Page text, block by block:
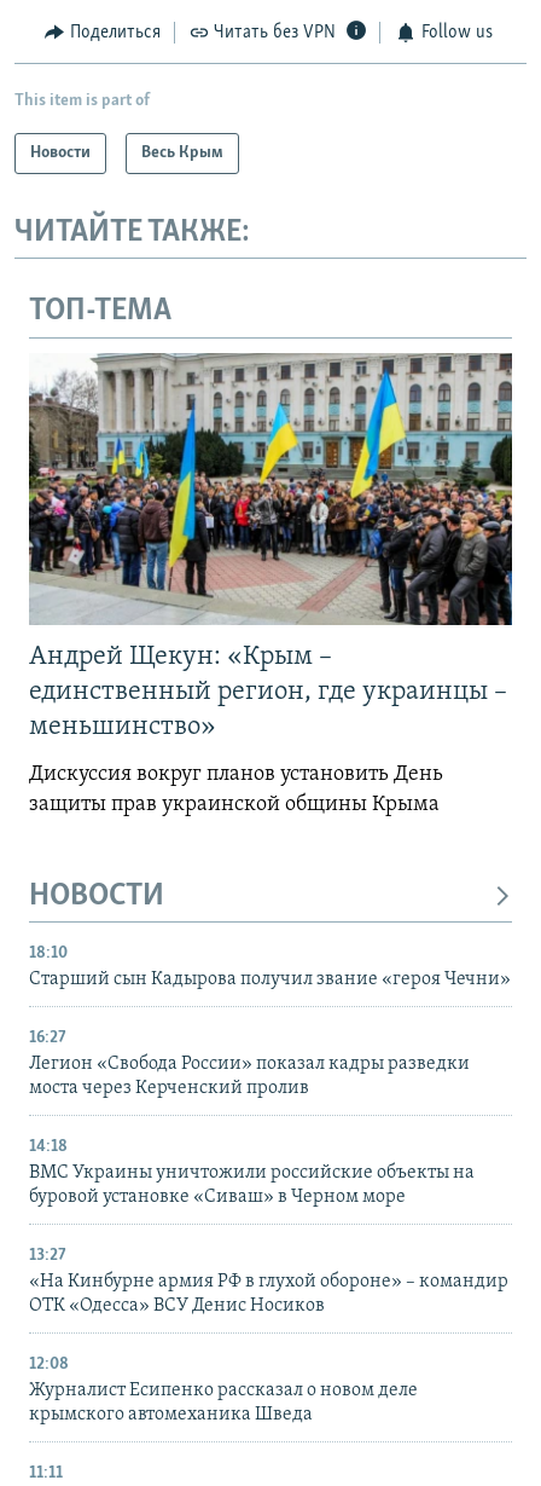
Поделиться Читать без VPN Follow us
This item is part of
Новости Весь Крым
ЧИТАЙТЕ ТАКЖЕ:
ТОП-ТЕМА
Андрей Щекун: «Крым –
единственный регион, где украинцы –
меньшинство»
Дискуссия вокруг планов установить День
защиты прав украинской общины Крыма
НОВОСТИ
18:10
Старший сын Кадырова получил звание «героя Чечни»
16:27
Легион «Свобода России» показал кадры разведки
моста через Керченский пролив
14:18
ВМС Украины уничтожили российские объекты на
буровой установке «Сиваш» в Черном море
13:27
«На Кинбурне армия РФ в глухой обороне» – командир
ОТК «Одесса» ВСУ Денис Носиков
12:08
Журналист Есипенко рассказал о новом деле
крымского автомеханика Шведа
11:11